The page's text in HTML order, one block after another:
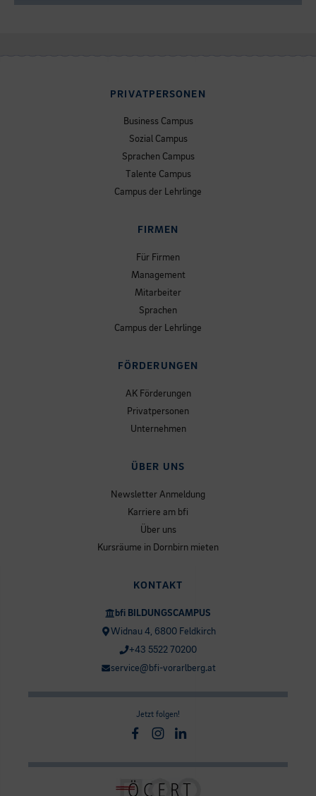
PRIVATPERSONEN
Business Campus
Sozial Campus
Sprachen Campus
Talente Campus
Campus der Lehrlinge
FIRMEN
Für Firmen
Management
Mitarbeiter
Sprachen
Campus der Lehrlinge
FÖRDERUNGEN
AK Förderungen
Privatpersonen
Unternehmen
ÜBER UNS
Newsletter Anmeldung
Karriere am bfi
Über uns
Kursräume in Dornbirn mieten
KONTAKT
bfi BILDUNGSCAMPUS
Widnau 4, 6800 Feldkirch
+43 5522 70200
service@bfi-vorarlberg.at
Jetzt folgen!
Facebook
Instagram
Linkedin